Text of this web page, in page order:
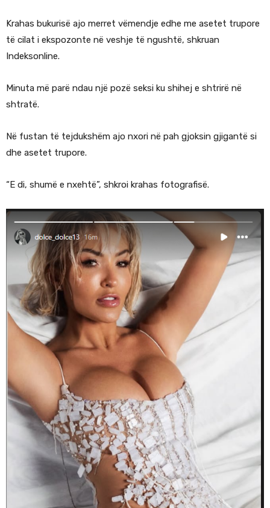
Krahas bukurisë ajo merret vëmendje edhe me asetet trupore
të cilat i ekspozonte në veshje të ngushtë, shkruan
Indeksonline.
Minuta më parë ndau një pozë seksi ku shihej e shtrirë në
shtratë.
Në fustan të tejdukshëm ajo nxori në pah gjoksin gjigantë si
dhe asetet trupore.
“E di, shumë e nxehtë”, shkroi krahas fotografisë.